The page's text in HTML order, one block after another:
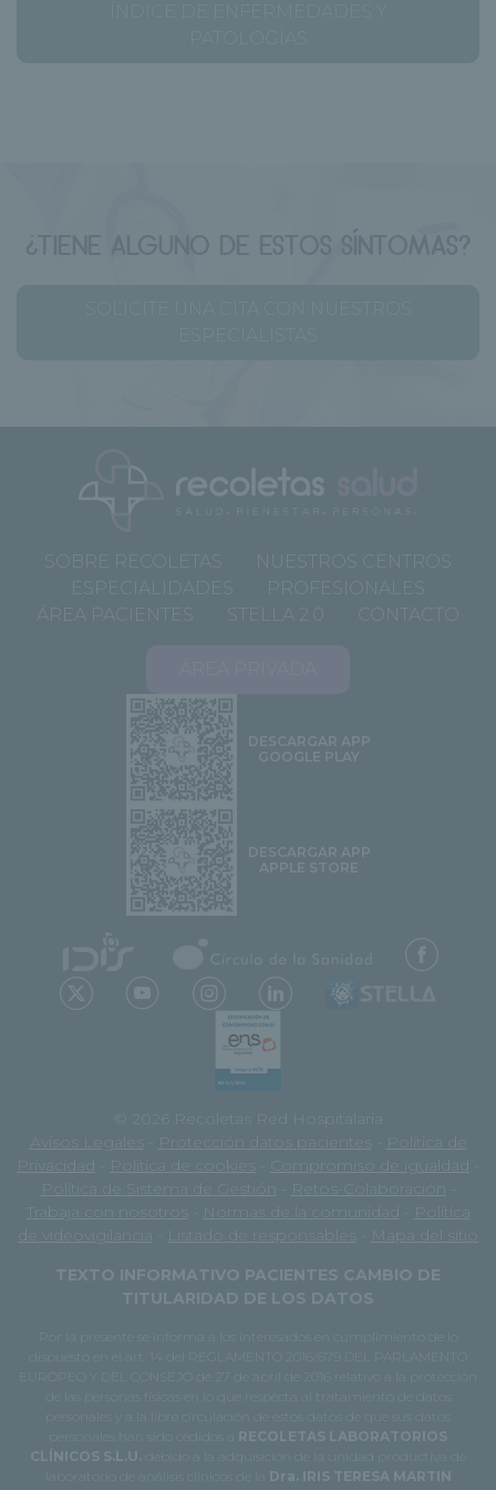
SOBRE RECOLETAS
NUESTROS CENTROS
ESPECIALIDADES
PROFESIONALES
ÁREA PACIENTES
STELLA 2.0 CONTACTO
DESCARGAR APP
GOOGLE PLAY
DESCARGAR APP
APPLE STORE
© 2026 Recoletas Red Hospitalaria
Avisos Legales
Protección datos pacientes
Política de
Privacidad
Política de cookies Compromiso de igualdad
Política de Sistema de Gestión
Retos-Colaboración
Trabaja con nosotros
Normas de la comunidad
Política
de videovigilancia
Listado de responsables
Mapa del sitio
TEXTO INFORMATIVO PACIENTES CAMBIO DE
TITULARIDAD DE LOS DATOS
Por la presente se informa a los interesados en cumplimiento de lo
dispuesto en el art. 14 del REGLAMENTO 2016/679 DEL PARLAMENTO
EUROPEO Y DEL CONSEJO de 27 de abril de 2016 relativo a la protección
de las personas físicas en lo que respecta al tratamiento de datos
personales y a la libre circulación de estos datos de que sus datos
RECOLETAS LABORATORIOS
CLÍNICOS S.L.U.
debido a la adquisición de la unidad productiva de
laboratorio de análisis clínicos de la Dra. IRIS TERESA MARTIN